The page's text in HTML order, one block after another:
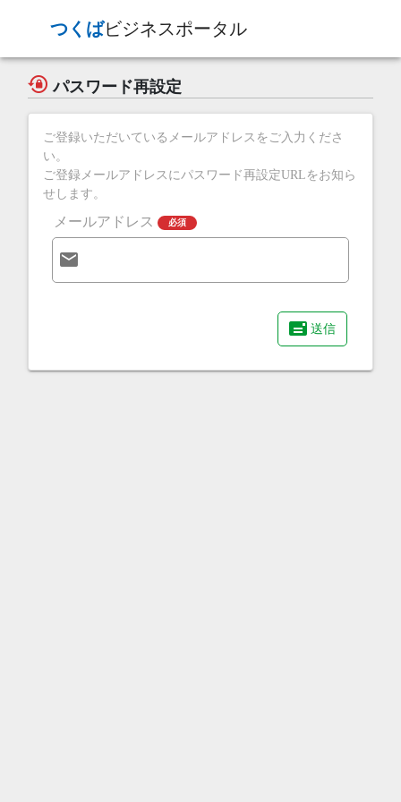
つくばビジネスポータル
パスワード再設定
ご登録いただいているメールアドレスをご入力くださ
い。
ご登録メールアドレスにパスワード再設定URLをお知ら
せします。
メールアドレス 必須
送信